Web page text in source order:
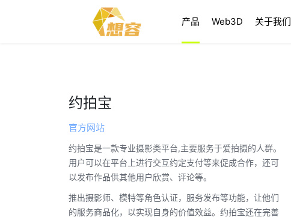
产品 Web3D 关于我们
约拍宝
官方网站
约拍宝是一款专业摄影类平台,主要服务于爱拍摄的人群。
用户可以在平台上进行交互约定支付等来促成合作，还可
以发布作品供其他用户欣赏、评论等。
推出摄影师、模特等角色认证，服务发布等功能，让他们
的服务商品化，以实现自身的价值效益。约拍宝还在完善